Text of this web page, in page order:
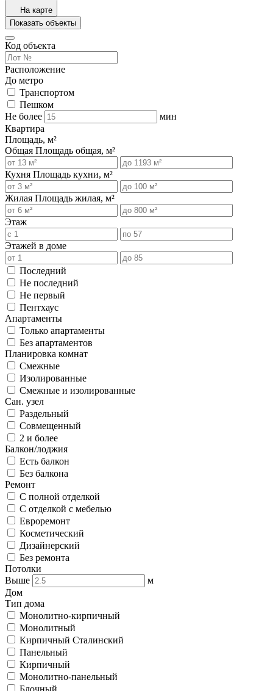
На карте
Показать объекты
Код объекта
Расположение
До метро
Транспортом
Пешком
Не более
мин
Квартира
Площадь, м²
Общая Площадь общая, м²
Кухня Площадь кухни, м²
Жилая Площадь жилая, м²
Этаж
Этажей в доме
Последний
Не последний
Не первый
Пентхаус
Апартаменты
Только апартаменты
Без апартаментов
Планировка комнат
Смежные
Изолированные
Смежные и изолированные
Сан. узел
Раздельный
Совмещенный
2 и более
Балкон/лоджия
Есть балкон
Без балкона
Ремонт
С полной отделкой
С отделкой с мебелью
Евроремонт
Косметический
Дизайнерский
Без ремонта
Потолки
Выше
м
Дом
Тип дома
Монолитно-кирпичный
Монолитный
Кирпичный Сталинский
Панельный
Кирпичный
Монолитно-панельный
Блочный